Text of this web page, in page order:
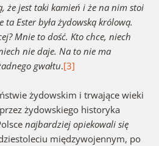
że jest taki kamień i że na nim stoi
Ester była żydowską królową.
Mnie to dość. Kto chce, niech
nie daje. Na to nie ma
gwałtu.[3]
żydowskim i trwające wieki
żydowskiego historyka
najbardziej opiekowali się
międzywojennym, po